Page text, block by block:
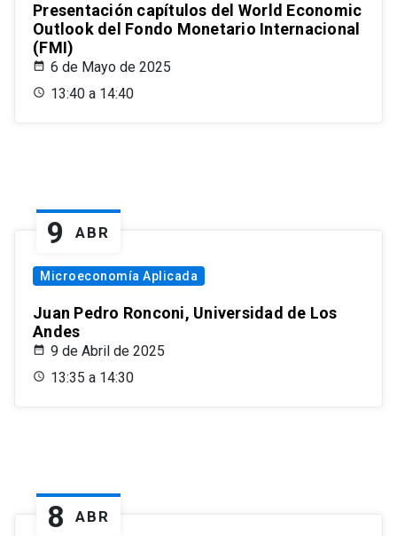
Presentación capítulos del World Economic
Outlook del Fondo Monetario Internacional
(FMI)
6 de Mayo de 2025
13:40 a 14:40
9 ABR
Microeconomía Aplicada
Juan Pedro Ronconi, Universidad de Los
Andes
9 de Abril de 2025
13:35 a 14:30
8 ABR